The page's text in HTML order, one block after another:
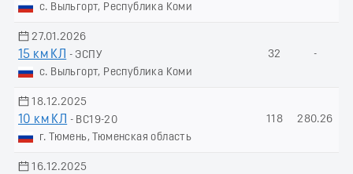
с. Выльгорт, Республика Коми
27.01.2026
15 км КЛ
- ЭСПУ
с. Выльгорт, Республика Коми
32 -
18.12.2025
10 км КЛ
- ВС19-20
г. Тюмень, Тюменская область
118 280.26
16.12.2025